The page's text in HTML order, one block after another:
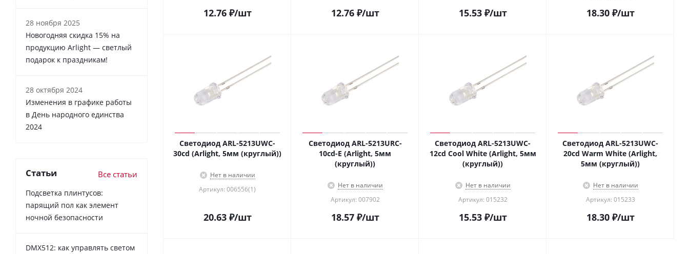
12.76₽/шт 12.76₽/шт 15.53₽/шт 18.30₽/шт
Светодиод ARL-5213UWC-
30cd (Arlight, 5мм (круглый))
Нет в наличии
Артикул: 006556(1)
20.63₽/шт
Светодиод ARL-5213URC-
10cd-E (Arlight, 5мм
(круглый))
Нет в наличии
Артикул: 007902
18.57₽/шт
Светодиод ARL-5213UWC-
12cd Cool White (Arlight, 5мм
(круглый))
Нет в наличии
Артикул: 015232
15.53₽/шт
Светодиод ARL-5213UWC-
20cd Warm White (Arlight,
5мм (круглый))
Нет в наличии
Артикул: 015233
18.30₽/шт
28 ноября 2025
Новогодняя скидка 15% на
продукцию Arlight — светлый
подарок к праздникам!
28 октября 2024
Изменения в графике работы
в День народного единства
2024
Статьи Все статьи
Подсветка плинтусов:
парящий пол как элемент
ночной безопасности
DMX512: как управлять светом